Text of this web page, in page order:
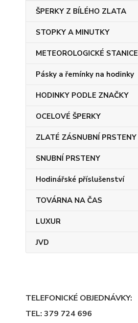
ŠPERKY Z BÍLÉHO ZLATA
STOPKY A MINUTKY
METEOROLOGICKÉ STANICE
Pásky a řemínky na hodinky
HODINKY PODLE ZNAČKY
OCELOVÉ ŠPERKY
ZLATÉ ZÁSNUBNÍ PRSTENY
SNUBNÍ PRSTENY
Hodinářské příslušenství
TOVÁRNA NA ČAS
LUXUR
JVD
TELEFONICKÉ OBJEDNÁVKY:
TEL: 379 724 696